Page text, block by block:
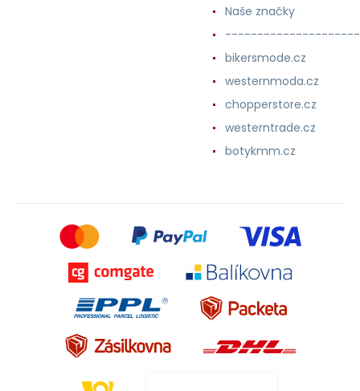
Naše značky
bikersmode.cz
westernmoda.cz
chopperstore.cz
westerntrade.cz
botykmm.cz